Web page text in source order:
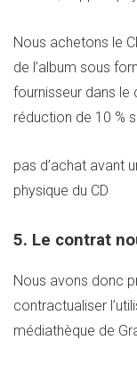
Nous achetons le
de l’album sous
fournisseur dans le
réduction de 10 %
pas d’achat avant
physique du CD
5. Le contrat
Nous avons donc
contractualiser
médiathèque de